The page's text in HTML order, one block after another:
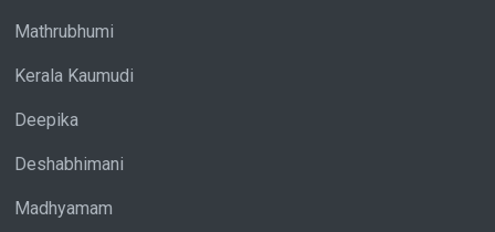
Mathrubhumi
Kerala Kaumudi
Deepika
Deshabhimani
Madhyamam